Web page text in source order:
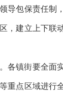
导包保责任
，建立上下
镇街要全面
重点区域进